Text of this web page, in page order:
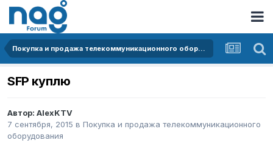
Покупка и продажа телекоммуникационного оборудования
SFP куплю
Автор: AlexKTV
7 сентября, 2015 в Покупка и продажа телекоммуникационного
оборудования